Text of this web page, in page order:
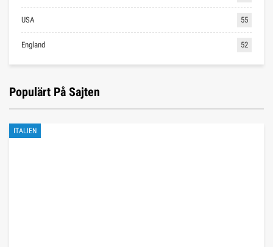
USA 55
England 52
Populärt På Sajten
ITALIEN